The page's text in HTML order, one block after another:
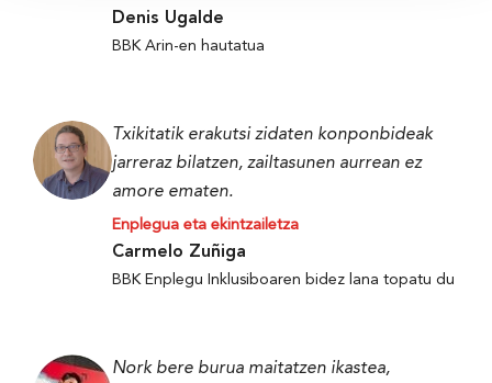
Denis Ugalde
BBK Arin-en hautatua
Txikitatik erakutsi zidaten konponbideak
jarreraz bilatzen, zailtasunen aurrean ez
amore ematen.
Enplegua eta ekintzailetza
Carmelo Zuñiga
BBK Enplegu Inklusiboaren bidez lana topatu du
Nork bere burua maitatzen ikastea,